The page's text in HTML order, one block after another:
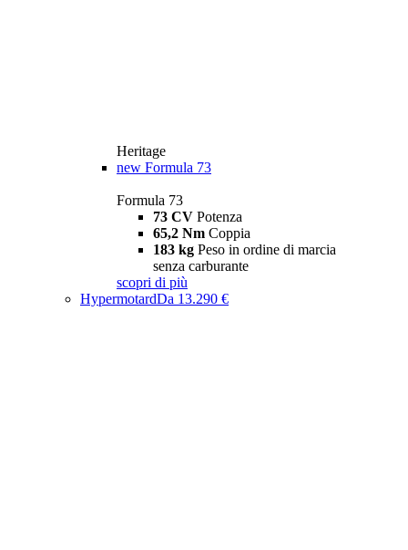
Heritage
new Formula 73
Formula 73
73 CV Potenza
65,2 Nm Coppia
183 kg Peso in ordine di marcia
senza carburante
scopri di più
HypermotardDa 13.290 €